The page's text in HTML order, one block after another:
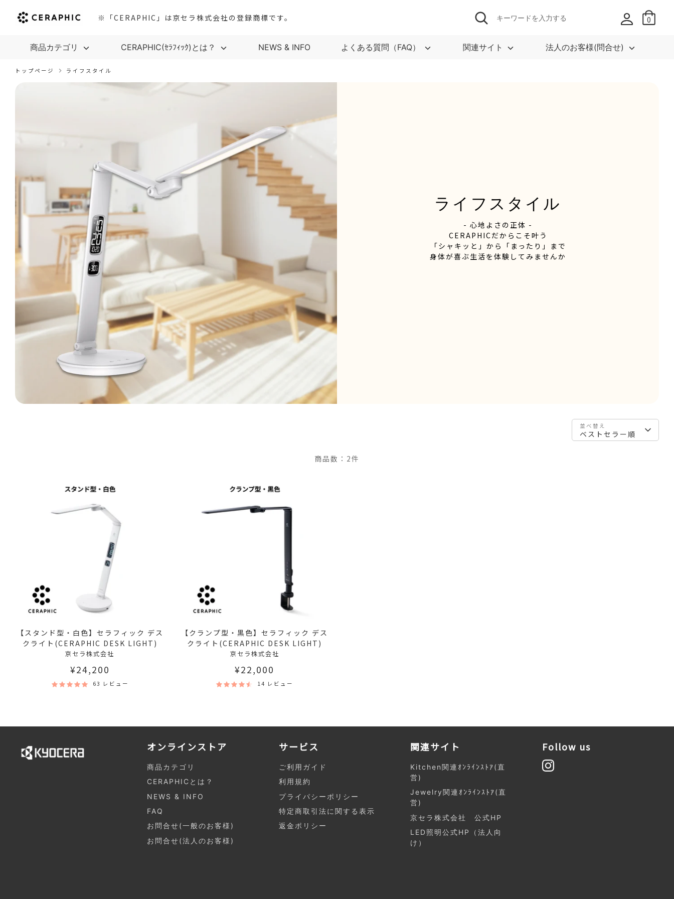
※「CERAPHIC」は京セラ株式会社の登録商標です。
検
索
キ
ー
ー
ド
0
商品カテゴリ CERAPHIC(ｾﾗﾌｨｯｸ)とは？ NEWS & INFO よくある質問（FAQ） 関連サイト 法人のお客様(問合せ)
トップページ ライフスタイル
ライフスタイル
- 心地よさの正体 -
CERAPHICだからこそ叶う
「シャキッと」から「まったり」まで
身体が喜ぶ生活を体験してみませんか
並べ替え
ベストセラー順
商品数：2件
【スタンド型・白色】セラフィック デス
クライト(CERAPHIC DESK LIGHT)
京セラ株式会社
¥24,200
63 レビュー
【クランプ型・黒色】セラフィック デス
クライト(CERAPHIC DESK LIGHT)
京セラ株式会社
¥22,000
14 レビュー
オンラインストア
商品カテゴリ
CERAPHICとは？
NEWS & INFO
FAQ
お問合せ(一般のお客様)
お問合せ(法人のお客様)
サービス
ご利用ガイド
利用規約
プライパシーポリシー
特定商取引法に関する表示
返金ポリシー
関連サイト
Kitchen関連ｵﾝﾗｲﾝｽﾄｱ(直
営)
Jewelry関連ｵﾝﾗｲﾝｽﾄｱ(直
営)
京セラ株式会社 公式HP
LED照明公式HP（法人向
け）
Follow us